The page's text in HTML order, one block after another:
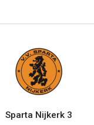
Sparta Nijkerk 3